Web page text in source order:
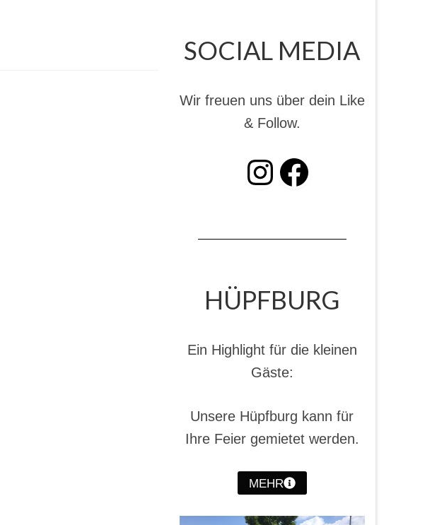
SOCIAL MEDIA
Wir freuen uns über dein Like
& Follow.
INSTAGRAM Facebook
HÜPFBURG
Ein Highlight für die kleinen
Gäste:
Unsere Hüpfburg kann für
Ihre Feier gemietet werden.
MEHR